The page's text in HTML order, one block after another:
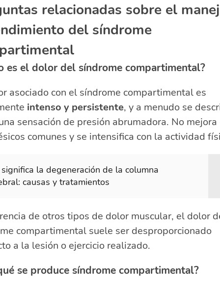
relacionadas sobre el
del síndrome
es el dolor del síndrome compartimental?
asociado con el síndrome compartimental es
intenso y persistente, y a menudo se
sensación de presión abrumadora. No mejora
comunes y se intensifica con la actividad
la degeneración de la columna
causas y tratamientos
de otros tipos de dolor muscular, el dolor
compartimental suele ser desproporcionado
a la lesión o ejercicio realizado.
se produce síndrome compartimental?